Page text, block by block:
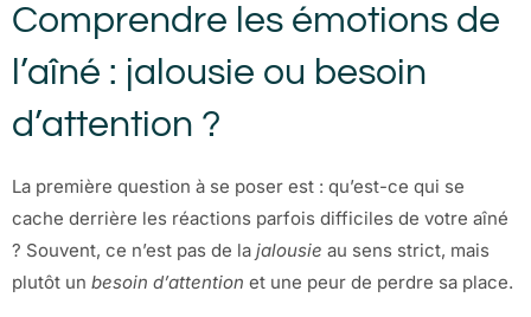
Comprendre les émotions de
l’aîné : jalousie ou besoin
d’attention ?
La première question à se poser est : qu’est-ce qui se
cache derrière les réactions parfois difficiles de votre aîné
? Souvent, ce n’est pas de la jalousie au sens strict, mais
plutôt un besoin d’attention et une peur de perdre sa place.